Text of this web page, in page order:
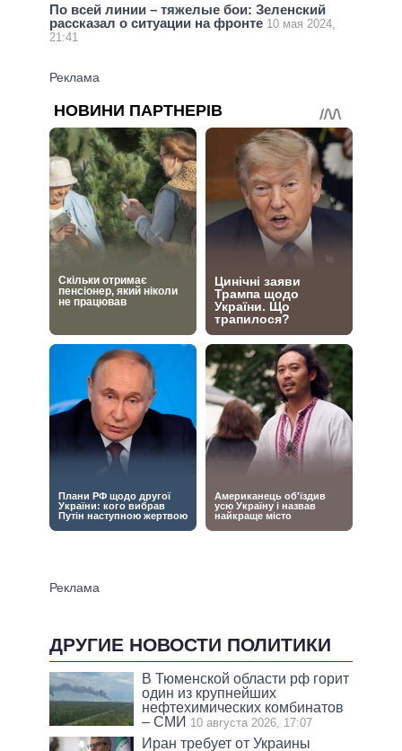
По всей линии – тяжелые бои: Зеленский
рассказал о ситуации на фронте 10 мая 2024,
21:41
ДРУГИЕ НОВОСТИ ПОЛИТИКИ
В Тюменской области рф горит
один из крупнейших
нефтехимических комбинатов
– СМИ 10 августа 2026, 17:07
Иран требует от Украины